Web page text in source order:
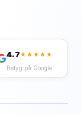
4.7★★★★★
Betyg på Google